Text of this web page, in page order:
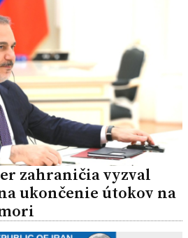
zahraničia vyzval
ukončenie útokov na